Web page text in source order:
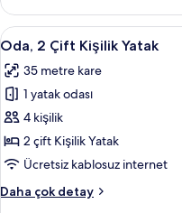
Kişilik
Yatak,
Deniz
Manzaralı
hakkında
daha
detay
Oda,
2
Çift
Kişilik
Yatak
için
tüm
görün
6
Oda, 2 Çift Kişilik Yatak
35 metre kare
1 yatak odası
4 kişilik
2 çift Kişilik Yatak
Ücretsiz kablosuz internet
Daha çok detay
Oda,